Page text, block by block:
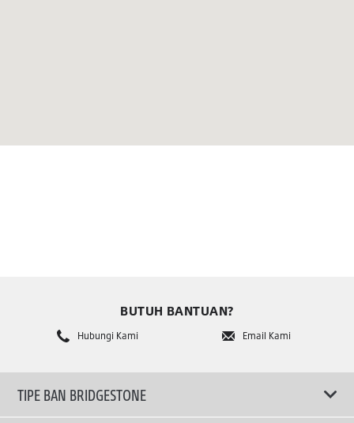
BUTUH BANTUAN?
Hubungi Kami Email Kami
TIPE BAN BRIDGESTONE